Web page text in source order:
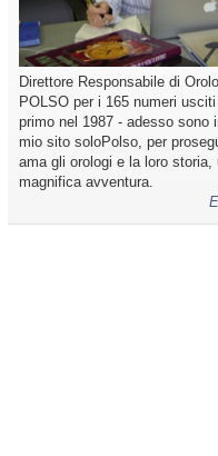
Direttore Responsabile di
POLSO per i 165 numeri
primo nel 1987 - adesso sono
mio sito soloPolso, per
ama gli orologi e la loro storia,
magnifica avventura.